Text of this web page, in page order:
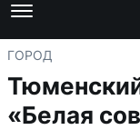
ГОРОД
«Белая